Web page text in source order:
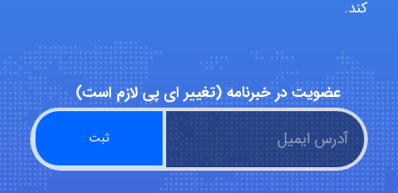
vali
fahimeh sheibani
کند.
عضویت در خبرنامه (تغییر ای پی لازم است)